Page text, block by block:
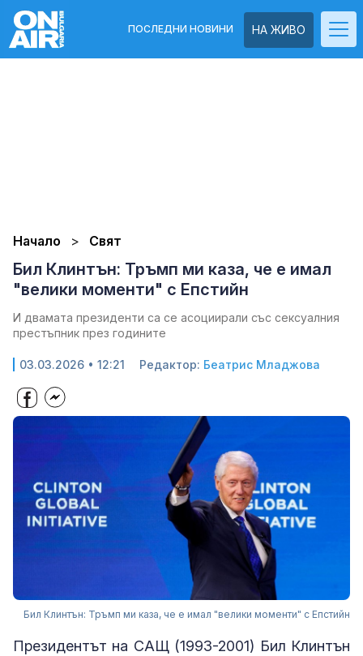
НА ЖИВО
ПОСЛЕДНИ НОВИНИ
Начало Свят
Бил Клинтън: Тръмп ми каза, че е имал
"велики моменти" с Епстийн
И двамата президенти са се асоциирали със сексуалния
престъпник през годините
03.03.2026 • 12:21 Редактор: Беатрис Младжова
Бил Клинтън: Тръмп ми каза, че е имал "велики моменти" с Епстийн
Президентът на САЩ (1993-2001) Бил Клинтън